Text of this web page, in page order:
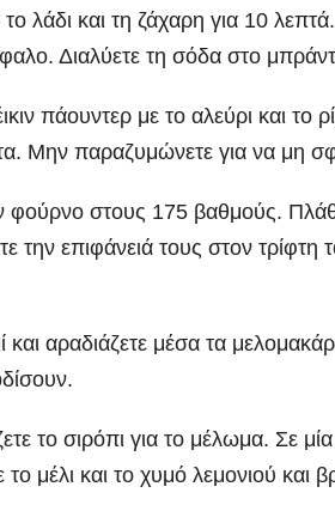
λάδι και τη ζάχαρη για 10
Διαλύετε τη σόδα στο
πάουντερ με το αλεύρι και το
Μην παραζυμώνετε για να μη
φούρνο στους 175 βαθμούς.
την επιφάνειά τους στον
αραδιάζετε μέσα τα
το σιρόπι για το μέλωμα. Σε
μέλι και το χυμό λεμονιού και